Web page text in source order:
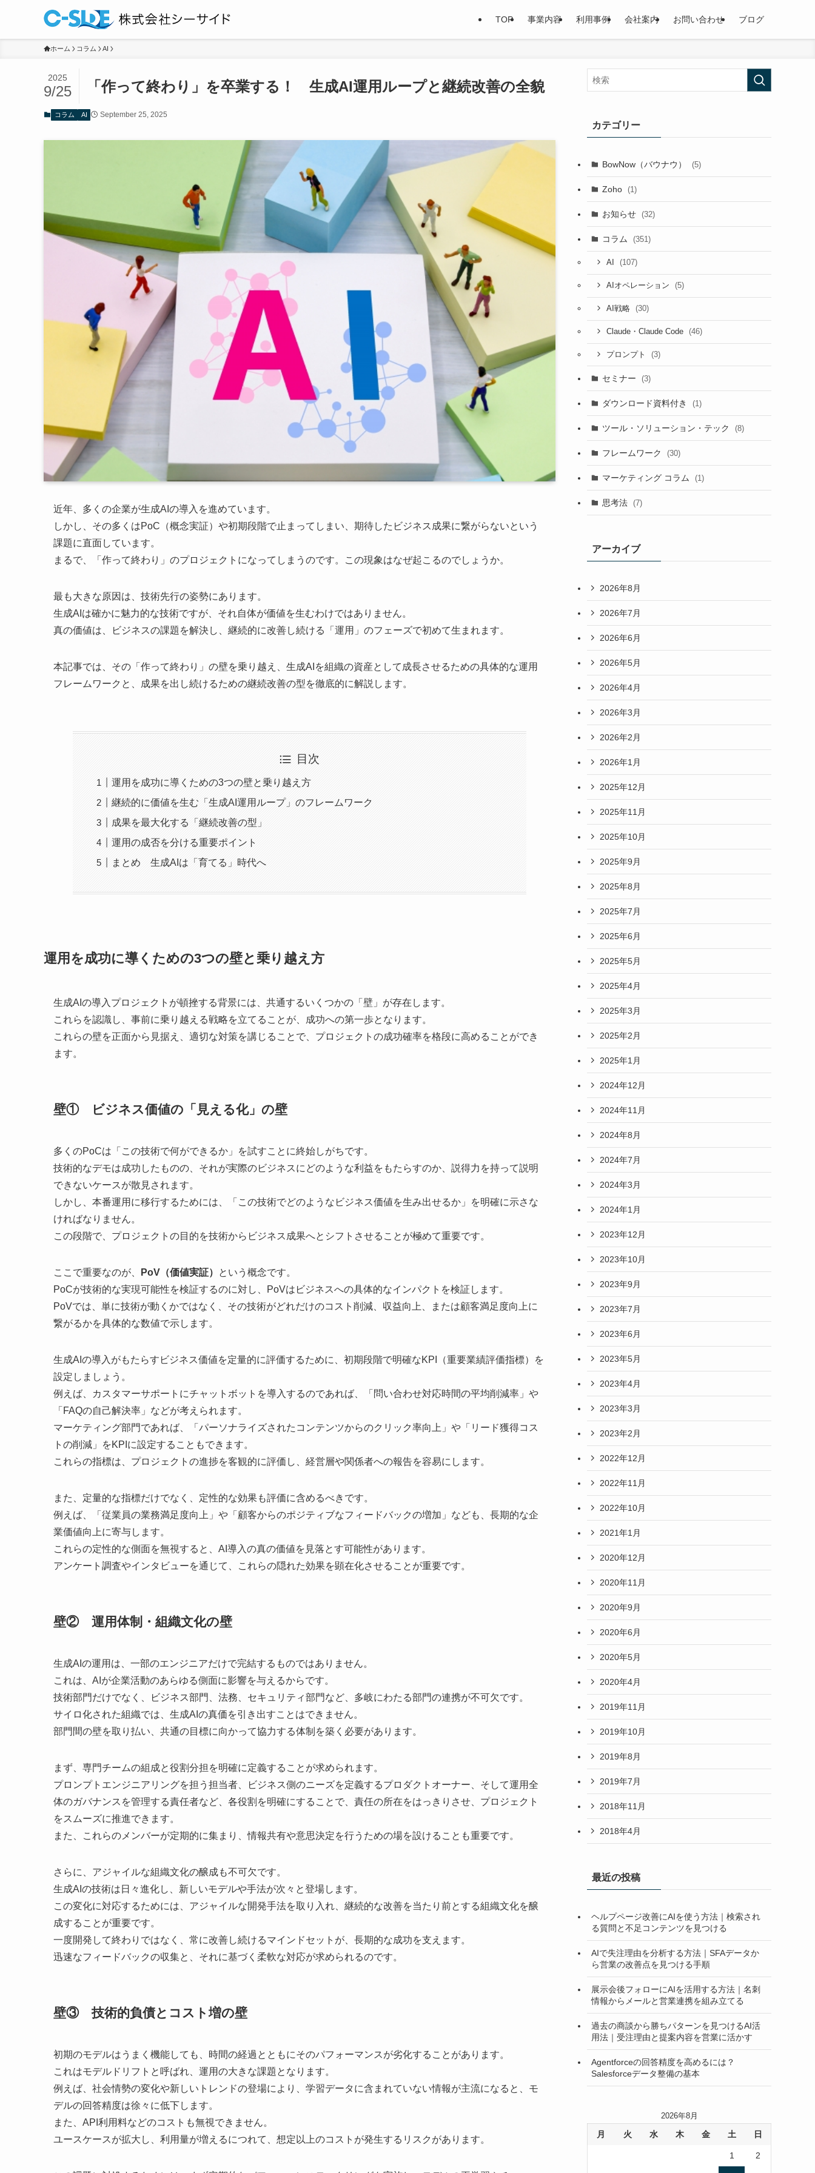
TOP 事業内容 利用事例 会社案内 お問い合わせ ブログ
ホーム コラム AI
「作って終わり」を卒業する！ 生成AI運用ループと継続改善の全貌
2025
9/25
コラム AI September 25, 2025
近年、多くの企業が生成AIの導入を進めています。
しかし、その多くはPoC（概念実証）や初期段階で止まってしまい、期待したビジネス成果に繋がらないという
課題に直面しています。
まるで、「作って終わり」のプロジェクトになってしまうのです。この現象はなぜ起こるのでしょうか。
最も大きな原因は、技術先行の姿勢にあります。
生成AIは確かに魅力的な技術ですが、それ自体が価値を生むわけではありません。
真の価値は、ビジネスの課題を解決し、継続的に改善し続ける「運用」のフェーズで初めて生まれます。
本記事では、その「作って終わり」の壁を乗り越え、生成AIを組織の資産として成長させるための具体的な運用
フレームワークと、成果を出し続けるための継続改善の型を徹底的に解説します。
目次
運用を成功に導くための3つの壁と乗り越え方
継続的に価値を生む「生成AI運用ループ」のフレームワーク
成果を最大化する「継続改善の型」
運用の成否を分ける重要ポイント
まとめ 生成AIは「育てる」時代へ
運用を成功に導くための3つの壁と乗り越え方
生成AIの導入プロジェクトが頓挫する背景には、共通するいくつかの「壁」が存在します。
これらを認識し、事前に乗り越える戦略を立てることが、成功への第一歩となります。
これらの壁を正面から見据え、適切な対策を講じることで、プロジェクトの成功確率を格段に高めることができ
ます。
壁① ビジネス価値の「見える化」の壁
多くのPoCは「この技術で何ができるか」を試すことに終始しがちです。
技術的なデモは成功したものの、それが実際のビジネスにどのような利益をもたらすのか、説得力を持って説明
できないケースが散見されます。
しかし、本番運用に移行するためには、「この技術でどのようなビジネス価値を生み出せるか」を明確に示さな
ければなりません。
この段階で、プロジェクトの目的を技術からビジネス成果へとシフトさせることが極めて重要です。
ここで重要なのが、 PoV（価値実証）
という概念です。
PoCが技術的な実現可能性を検証するのに対し、PoVはビジネスへの具体的なインパクトを検証します。
PoVでは、単に技術が動くかではなく、その技術がどれだけのコスト削減、収益向上、または顧客満足度向上に
繋がるかを具体的な数値で示します。
生成AIの導入がもたらすビジネス価値を定量的に評価するために、初期段階で明確なKPI（重要業績評価指標）を
設定しましょう。
例えば、カスタマーサポートにチャットボットを導入するのであれば、「問い合わせ対応時間の平均削減率」や
「FAQの自己解決率」などが考えられます。
マーケティング部門であれば、「パーソナライズされたコンテンツからのクリック率向上」や「リード獲得コス
トの削減」をKPIに設定することもできます。
これらの指標は、プロジェクトの進捗を客観的に評価し、経営層や関係者への報告を容易にします。
また、定量的な指標だけでなく、定性的な効果も評価に含めるべきです。
例えば、「従業員の業務満足度向上」や「顧客からのポジティブなフィードバックの増加」なども、長期的な企
業価値向上に寄与します。
これらの定性的な側面を無視すると、AI導入の真の価値を見落とす可能性があります。
アンケート調査やインタビューを通じて、これらの隠れた効果を顕在化させることが重要です。
壁② 運用体制・組織文化の壁
生成AIの運用は、一部のエンジニアだけで完結するものではありません。
これは、AIが企業活動のあらゆる側面に影響を与えるからです。
技術部門だけでなく、ビジネス部門、法務、セキュリティ部門など、多岐にわたる部門の連携が不可欠です。
サイロ化された組織では、生成AIの真価を引き出すことはできません。
部門間の壁を取り払い、共通の目標に向かって協力する体制を築く必要があります。
まず、専門チームの組成と役割分担を明確に定義することが求められます。
プロンプトエンジニアリングを担う担当者、ビジネス側のニーズを定義するプロダクトオーナー、そして運用全
体のガバナンスを管理する責任者など、各役割を明確にすることで、責任の所在をはっきりさせ、プロジェクト
をスムーズに推進できます。
また、これらのメンバーが定期的に集まり、情報共有や意思決定を行うための場を設けることも重要です。
さらに、アジャイルな組織文化の醸成も不可欠です。
生成AIの技術は日々進化し、新しいモデルや手法が次々と登場します。
この変化に対応するためには、アジャイルな開発手法を取り入れ、継続的な改善を当たり前とする組織文化を醸
成することが重要です。
一度開発して終わりではなく、常に改善し続けるマインドセットが、長期的な成功を支えます。
迅速なフィードバックの収集と、それに基づく柔軟な対応が求められるのです。
壁③ 技術的負債とコスト増の壁
初期のモデルはうまく機能しても、時間の経過とともにそのパフォーマンスが劣化することがあります。
これはモデルドリフトと呼ばれ、運用の大きな課題となります。
例えば、社会情勢の変化や新しいトレンドの登場により、学習データに含まれていない情報が主流になると、モ
デルの回答精度は徐々に低下します。
また、API利用料などのコストも無視できません。
ユースケースが拡大し、利用量が増えるにつれて、想定以上のコストが発生するリスクがあります。
カテゴリー
BowNow（バウナウ） (5)
Zoho (1)
お知らせ (32)
コラム (351)
AI (107)
AIオペレーション (5)
AI戦略 (30)
Claude・Claude Code (46)
プロンプト (3)
セミナー (3)
ダウンロード資料付き (1)
ツール・ソリューション・テック (8)
フレームワーク (30)
マーケティング コラム (1)
思考法 (7)
アーカイブ
2026年8月
2026年7月
2026年6月
2026年5月
2026年4月
2026年3月
2026年2月
2026年1月
2025年12月
2025年11月
2025年10月
2025年9月
2025年8月
2025年7月
2025年6月
2025年5月
2025年4月
2025年3月
2025年2月
2025年1月
2024年12月
2024年11月
2024年8月
2024年7月
2024年3月
2024年1月
2023年12月
2023年10月
2023年9月
2023年7月
2023年6月
2023年5月
2023年4月
2023年3月
2023年2月
2022年12月
2022年11月
2022年10月
2021年1月
2020年12月
2020年11月
2020年9月
2020年6月
2020年5月
2020年4月
2019年11月
2019年10月
2019年8月
2019年7月
2018年11月
2018年4月
最近の投稿
ヘルプページ改善にAIを使う方法｜検索され
る質問と不足コンテンツを見つける
AIで失注理由を分析する方法｜SFAデータか
ら営業の改善点を見つける手順
展示会後フォローにAIを活用する方法｜名刺
情報からメールと営業連携を組み立てる
過去の商談から勝ちパターンを見つけるAI活
用法｜受注理由と提案内容を営業に活かす
Agentforceの回答精度を高めるには？
Salesforceデータ整備の基本
2026年8月
月 火 水 木 金 土 日
1 2